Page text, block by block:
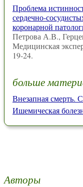
Проблема
сердечно-
коронарной
Петрова А.В.,
Медицинская
19-24.
больше
Внезапная смерть.
Ишемическая
Авторы